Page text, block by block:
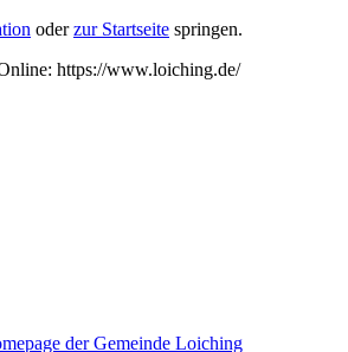
oderzur Startseite springen.
https://www.loiching.de/